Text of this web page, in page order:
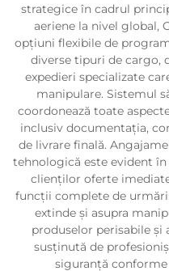
strategice în cadrul
aeriene la nivel global,
opțiuni flexibile de
diverse tipuri de cargo,
expedieri specializate
manipulare. Sistemul
coordonează toate
inclusiv documentația,
de livrare finală.
tehnologică este evident
clienților oferte
funcții complete de
extinde și asupra
produselor perisabile și
susținută de
siguranță